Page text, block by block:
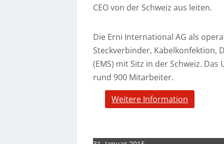
CEO von der Schweiz aus leiten.
Die Erni International AG als
Steckverbinder, Kabelkonfektion,
(EMS) mit Sitz in der Schweiz.
rund 900 Mitarbeiter.
Weitere Information